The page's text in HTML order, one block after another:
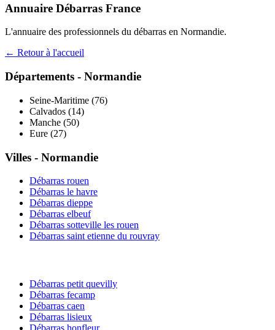
Annuaire Débarras France
L'annuaire des professionnels du débarras en Normandie.
← Retour à l'accueil
Départements - Normandie
Seine-Maritime (76)
Calvados (14)
Manche (50)
Eure (27)
Villes - Normandie
Débarras rouen
Débarras le havre
Débarras dieppe
Débarras elbeuf
Débarras sotteville les rouen
Débarras saint etienne du rouvray
Débarras petit quevilly
Débarras fecamp
Débarras caen
Débarras lisieux
Débarras honfleur